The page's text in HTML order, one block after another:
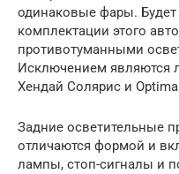
одинаковые фары. Будет
комплектации этого
противотуманными
Исключением являются
Хендай Солярис и
Задние осветительные
отличаются формой и
лампы, стоп-сигналы и